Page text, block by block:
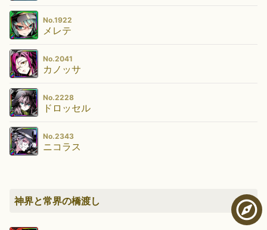
No.1922
メレテ
No.2041
カノッサ
No.2228
ドロッセル
No.2343
ニコラス
神界と常界の橋渡し